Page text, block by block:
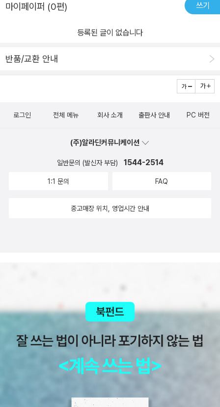
마이페이퍼 (0편) 쓰기
등록된 글이 없습니다
반품/교환 안내
로그인 전체 메뉴 회사 소개 출판사 안내 PC 버전
(주)알라딘커뮤니케이션
일반문의 (발신자 부담) 1544-2514
1:1 문의 FAQ
중고매장 위치, 영업시간 안내